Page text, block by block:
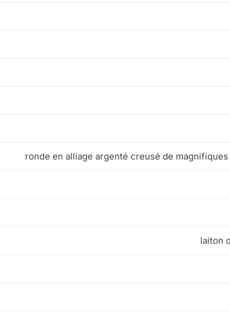
ronde en alliage argenté creusé de
laiton